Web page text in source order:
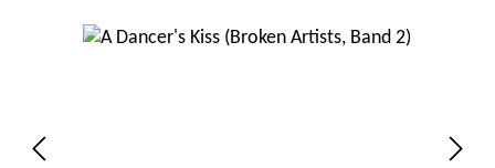
Bildergalerie überspringen